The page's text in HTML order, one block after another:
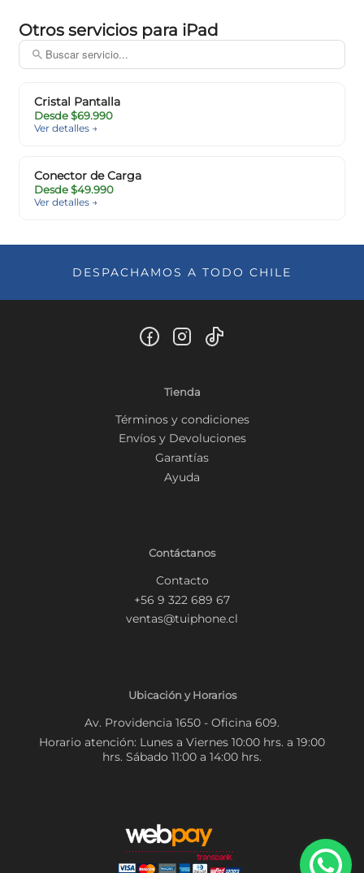
Otros servicios para iPad
Cristal Pantalla
Desde $69.990
Ver detalles →
Conector de Carga
Desde $49.990
Ver detalles →
DESPACHAMOS A TODO CHILE
Tienda
Términos y condiciones
Envíos y Devoluciones
Garantías
Ayuda
Contáctanos
Contacto
+56 9 322 689 67
ventas@tuiphone.cl
Ubicación y Horarios
Av. Providencia 1650 - Oficina 609.
Horario atención: Lunes a Viernes 10:00 hrs. a 19:00
hrs. Sábado 11:00 a 14:00 hrs.